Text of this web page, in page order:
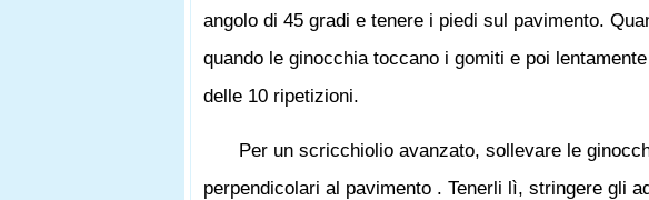
angolo di 45 gradi e tenere i piedi sul pavimento.
quando le ginocchia toccano i gomiti e poi
delle 10 ripetizioni.
Per un scricchiolio avanzato, sollevare le
perpendicolari al pavimento . Tenerli lì, stringere gli